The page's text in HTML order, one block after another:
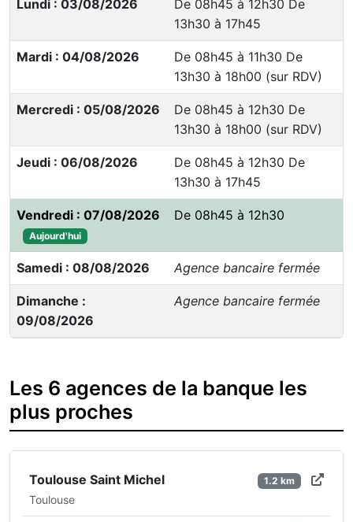
Lundi : 03/08/2026
De 08h45 à 12h30 De
13h30 à 17h45
Mardi : 04/08/2026
De 08h45 à 11h30 De
13h30 à 18h00 (sur RDV)
Mercredi : 05/08/2026
De 08h45 à 12h30 De
13h30 à 18h00 (sur RDV)
Jeudi : 06/08/2026
De 08h45 à 12h30 De
13h30 à 17h45
Vendredi : 07/08/2026
Aujourd'hui
De 08h45 à 12h30
Samedi : 08/08/2026 Agence bancaire fermée
Dimanche :
09/08/2026
Agence bancaire fermée
Les 6 agences de la banque les
plus proches
Toulouse Saint Michel
Toulouse
1.2 km